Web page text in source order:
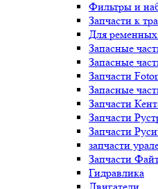
Фильтры и
Запчасти к
Для ременных
Запасные
Запасные
Запчасти
Запасные
Запчасти
Запчасти
Запчасти
запчасти
Запчасти
Гидравлика